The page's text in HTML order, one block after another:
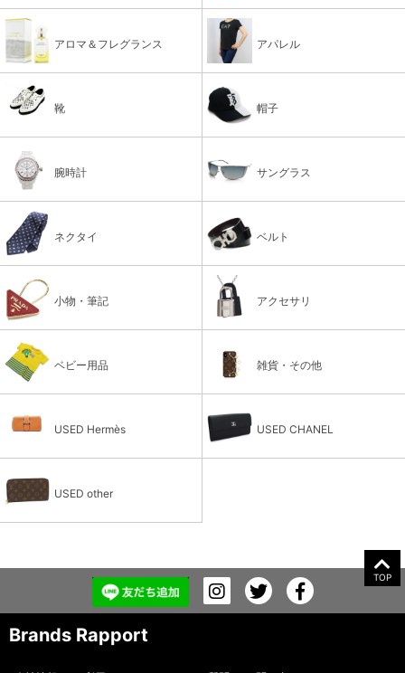
アロマ＆フレグランス アパレル
靴 帽子
腕時計 サングラス
ネクタイ ベルト
小物・筆記 アクセサリ
ベビー用品 雑貨・その他
USED Hermès USED CHANEL
USED other
TOP
Brands Rapport